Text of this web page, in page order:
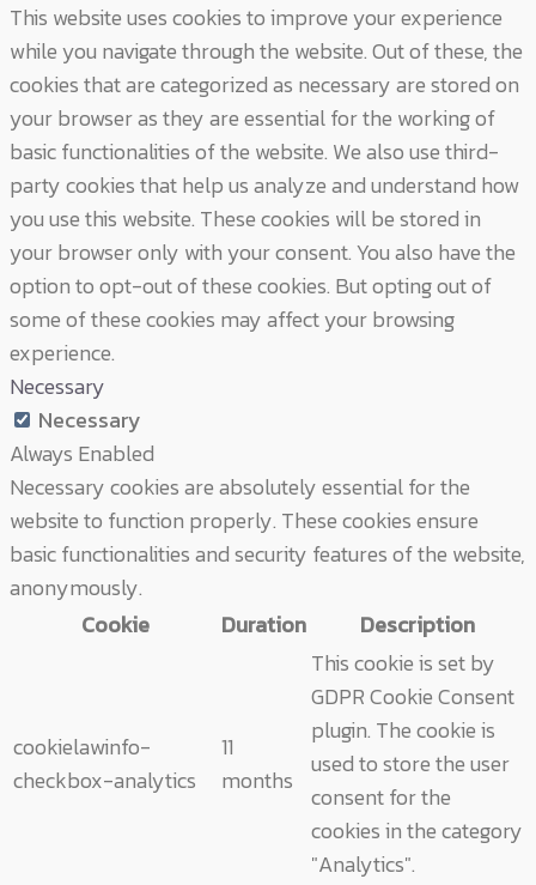
This website uses cookies to improve your experience
while you navigate through the website. Out of these, the
cookies that are categorized as necessary are stored on
your browser as they are essential for the working of
basic functionalities of the website. We also use third-
party cookies that help us analyze and understand how
you use this website. These cookies will be stored in
your browser only with your consent. You also have the
option to opt-out of these cookies. But opting out of
some of these cookies may affect your browsing
experience.
Necessary
Necessary
Always Enabled
Necessary cookies are absolutely essential for the
website to function properly. These cookies ensure
basic functionalities and security features of the website,
anonymously.
Cookie
Duration Description
cookielawinfo-
checkbox-analytics
11
months
This cookie is set by
GDPR Cookie Consent
plugin. The cookie is
used to store the user
consent for the
cookies in the category
"Analytics".